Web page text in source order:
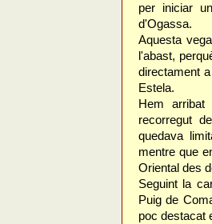
per iniciar
d'Ogassa.
Aquesta
l'abast,
directament
Estela.
Hem
recorregut
quedava
mentre que
Oriental des
Seguint la
Puig de
poc destacat